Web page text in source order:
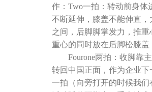
作：Two一拍：转动前身
不断延伸，膝盖不能伸直
之间，后脚脚掌发力，推
重心的同时放在后脚松膝盖
Fourone两拍：收脚靠主
转回中国正面，作为企业
一拍（向旁打开的时候我